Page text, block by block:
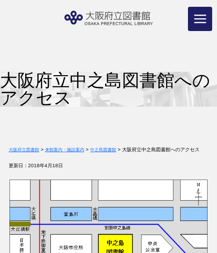
大阪府立中之島図書館への
アクセス
大阪府立図書館> 来館案内・施設案内 > 中之島図書館> 大阪府立中之島図書館へのアクセス
更新日：2018年4月18日